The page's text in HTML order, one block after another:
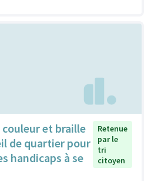
et braille
de quartier pour
handicaps à se
Retenue
par le
tri
citoyen